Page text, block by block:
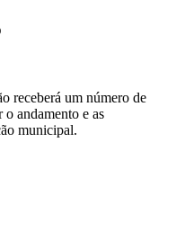
receberá um número de
andamento e as
municipal.